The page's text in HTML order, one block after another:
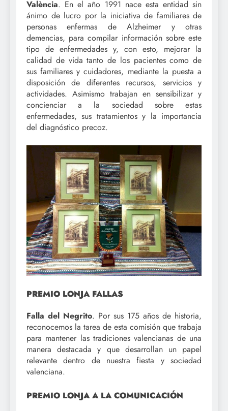
València. En el año 1991 nace esta entidad sin
ánimo de lucro por la iniciativa de familiares de
personas enfermas de Alzheimer y otras
demencias, para compilar información sobre este
tipo de enfermedades y, con esto, mejorar la
calidad de vida tanto de los pacientes como de
sus familiares y cuidadores, mediante la puesta a
disposición de diferentes recursos, servicios y
actividades. Asimismo trabajan en sensibilizar y
concienciar a la sociedad sobre estas
enfermedades, sus tratamientos y la importancia
del diagnóstico precoz.
PREMIO LONJA FALLAS
Falla del Negrito. Por sus 175 años de historia,
reconocemos la tarea de esta comisión que trabaja
para mantener las tradiciones valencianas de una
manera destacada y que desarrollan un papel
relevante dentro de nuestra fiesta y sociedad
valenciana.
PREMIO LONJA A LA COMUNICACIÓN